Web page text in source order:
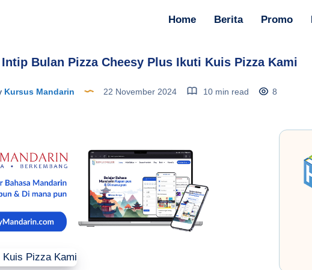
Home Berita Promo
Bulan Pizza Cheesy Plus Ikuti Kuis Pizza Kami
Kursus Mandarin 22 November 2024 10 min read 8